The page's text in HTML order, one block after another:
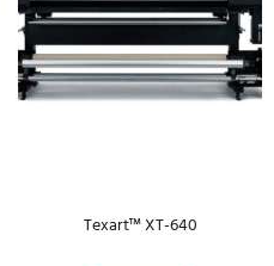
Texart™ XT-640